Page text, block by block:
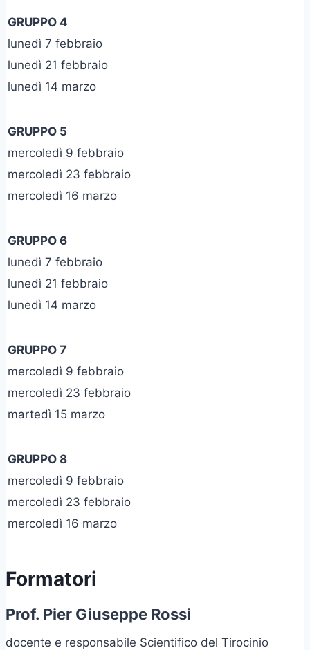
GRUPPO 4
lunedì 7 febbraio
lunedì 21 febbraio
lunedì 14 marzo
GRUPPO 5
mercoledì 9 febbraio
mercoledì 23 febbraio
mercoledì 16 marzo
GRUPPO 6
lunedì 7 febbraio
lunedì 21 febbraio
lunedì 14 marzo
GRUPPO 7
mercoledì 9 febbraio
mercoledì 23 febbraio
martedì 15 marzo
GRUPPO 8
mercoledì 9 febbraio
mercoledì 23 febbraio
mercoledì 16 marzo
Formatori
Prof. Pier Giuseppe Rossi
docente e responsabile Scientifico del Tirocinio